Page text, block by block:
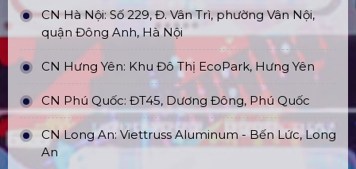
CN Hà Nội: Số 229, Đ. Vân Trì, phường Vân Nội,
quận Đông Anh, Hà Nội
CN Hưng Yên: Khu Đô Thị EcoPark, Hưng Yên
CN Phú Quốc: ĐT45, Dương Đông, Phú Quốc
CN Long An: Viettruss Aluminum - Bến Lức, Long
An